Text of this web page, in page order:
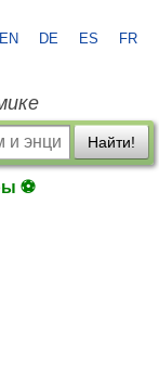
EN DE ES FR
Найти!
⚽